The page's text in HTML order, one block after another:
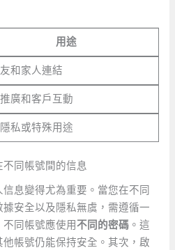
用途
和家人連結
廣和客戶互動
私或特殊用途
同帳號間的信息
息變得尤為重要。當您在不同
安全以及隱私無虞，需遵循一
同帳號應使用 不同的密碼 。這
帳號仍能保持安全。其次，啟